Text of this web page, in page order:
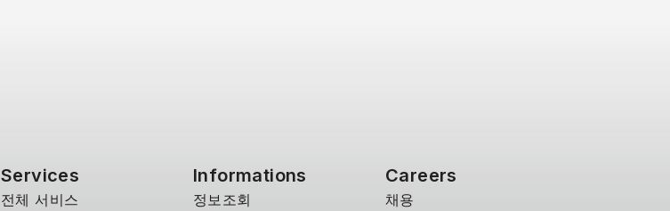
Services
전체 서비스
Informations
정보조회
Careers
채용